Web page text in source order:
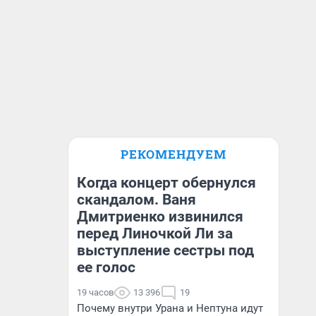
РЕКОМЕНДУЕМ
Когда концерт обернулся
скандалом. Ваня
Дмитриенко извинился
перед Линочкой Ли за
выступление сестры под
ее голос
19 часов 13 396 19
Почему внутри Урана и Нептуна идут